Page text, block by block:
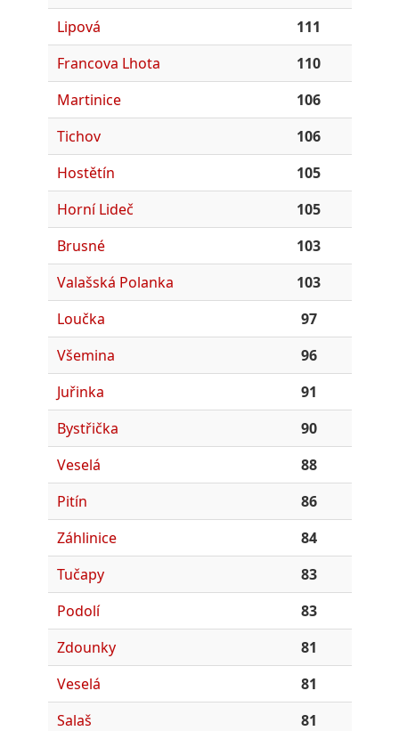
Lipová
111
Francova Lhota
110
Martinice
106
Tichov
106
Hostětín
105
Horní Lideč
105
Brusné
103
Valašská Polanka
103
Loučka
97
Všemina
96
Juřinka
91
Bystřička
90
Veselá
88
Pitín
86
Záhlinice
84
Tučapy
83
Podolí
83
Zdounky
81
Veselá
81
Salaš
81